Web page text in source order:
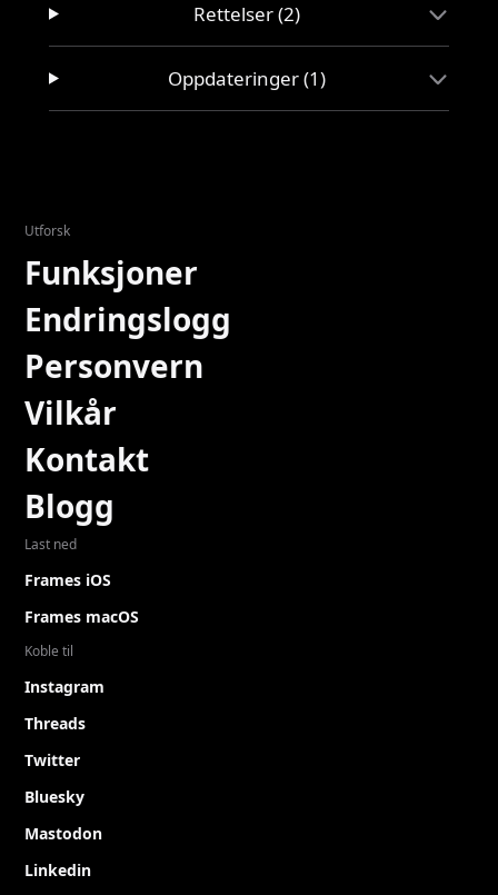
Rettelser (2)
Oppdateringer (1)
Utforsk
Funksjoner
Endringslogg
Personvern
Vilkår
Kontakt
Blogg
Last ned
Frames iOS
Frames macOS
Koble til
Instagram
Threads
Twitter
Bluesky
Mastodon
Linkedin